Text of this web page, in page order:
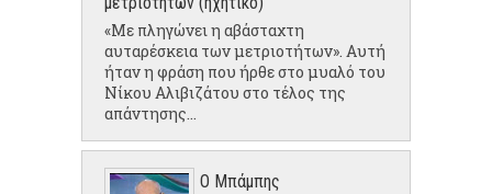
«Με πληγώνει η αβάσταχτη
αυταρέσκεια των μετριοτήτων». Αυτή
ήταν η φράση που ήρθε στο μυαλό του
Νίκου Αλιβιζάτου στο τέλος της
απάντησης...
Ο Μπάμπης